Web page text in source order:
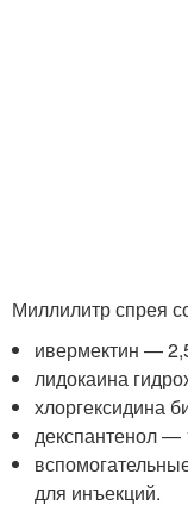
Миллилитр спрея
ивермектин —
лидокаина
хлоргексидина
декспантенол —
для инъекций.